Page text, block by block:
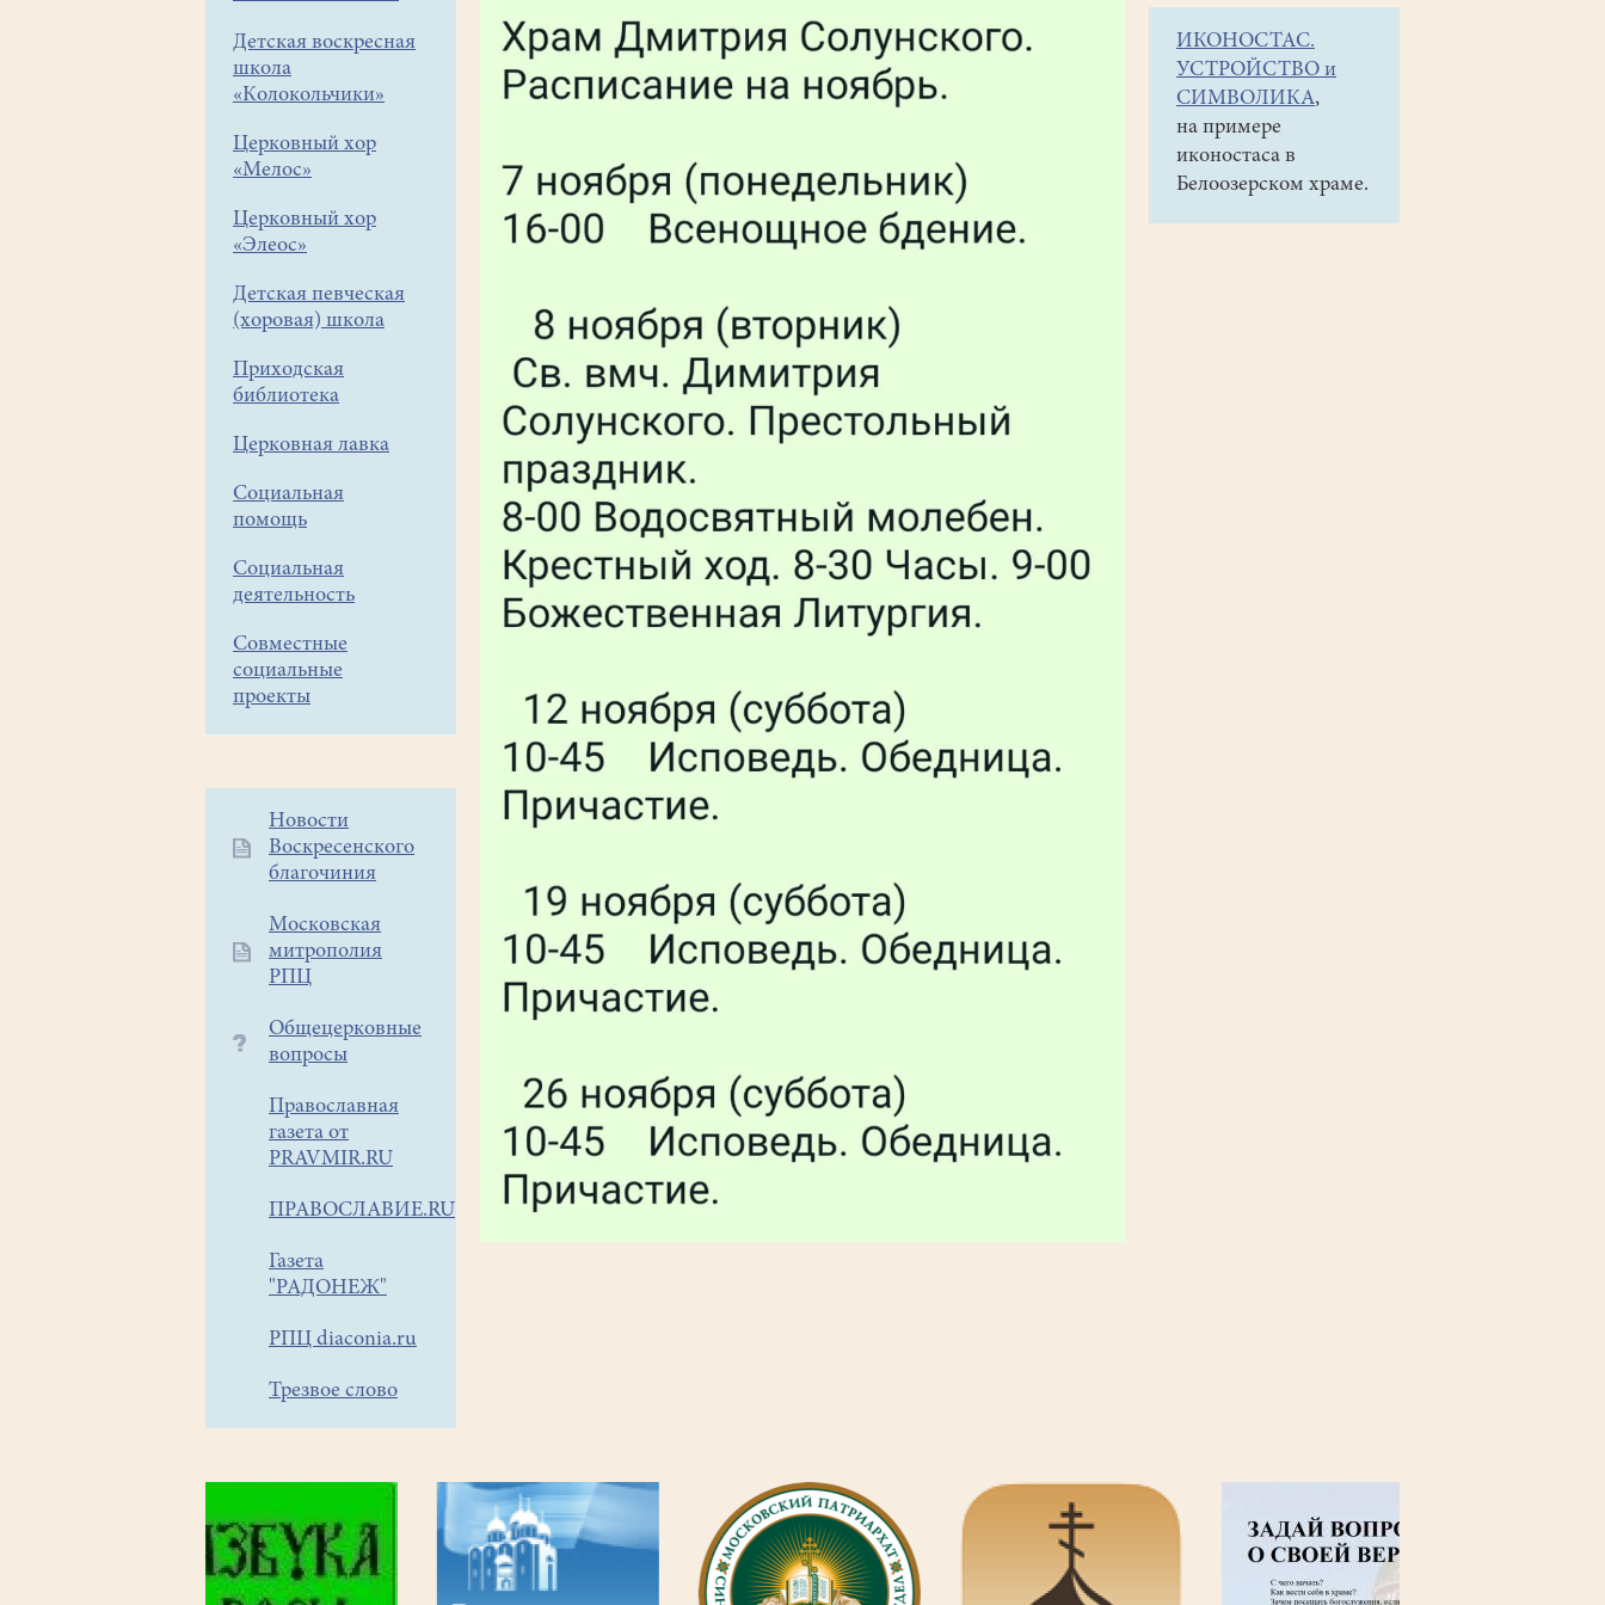
Детская воскресная
школа
«Колокольчики»
Церковный хор
«Мелос»
Церковный хор
«Элеос»
Детская певческая
(хоровая) школа
Приходская
библиотека
Церковная лавка
Социальная
помощь
Социальная
деятельность
Совместные
социальные
проекты
Дополнительное
меню
Новости
Воскресенского
благочиния
Московская
митрополия
РПЦ
Общецерковные
вопросы
Православная
газета от
PRAVMIR.RU
ПРАВОСЛАВИЕ.RU
Газета
"РАДОНЕЖ"
РПЦ diaconia.ru
Трезвое слово
ИКОНОСТАС.
УСТРОЙСТВО и
СИМВОЛИКА,
на примере
иконостаса в
Белоозерском храме.